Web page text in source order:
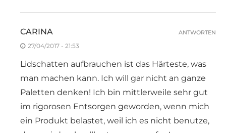
CARINA
27/04/2017 - 21:53
Lidschatten aufbrauchen ist das Härteste, was
man machen kann. Ich will gar nicht an ganze
Paletten denken! Ich bin mittlerweile sehr gut
im rigorosen Entsorgen geworden, wenn mich
ein Produkt belastet, weil ich es nicht benutze,
ANTWORTEN